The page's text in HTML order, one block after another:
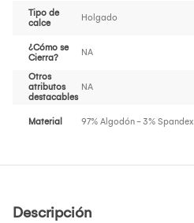
Tipo de
calce
Holgado
¿Cómo se
Cierra?
NA
Otros
atributos
destacables
NA
Material 97% Algodón - 3% Spandex
Descripción